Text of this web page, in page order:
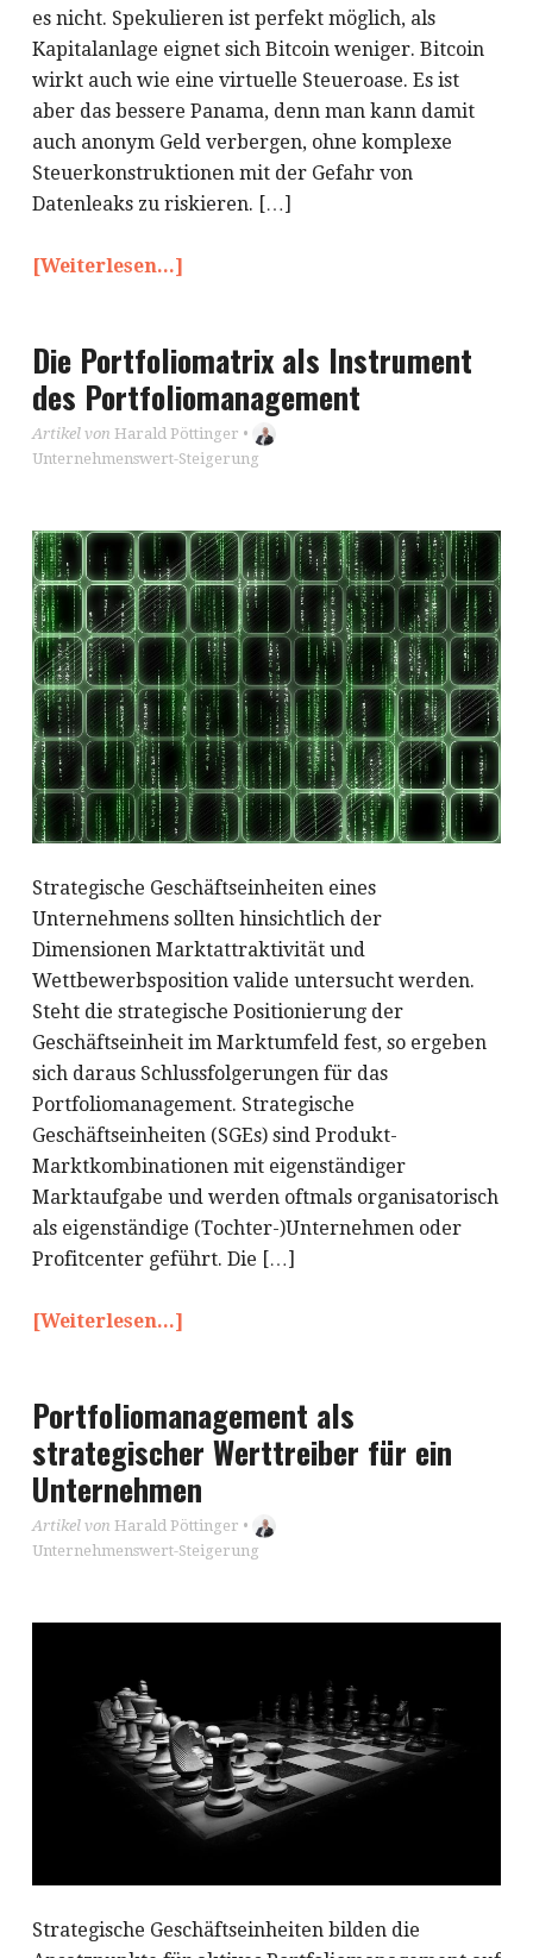
es nicht. Spekulieren ist perfekt möglich, als
Kapitalanlage eignet sich Bitcoin weniger. Bitcoin
wirkt auch wie eine virtuelle Steueroase. Es ist
aber das bessere Panama, denn man kann damit
auch anonym Geld verbergen, ohne komplexe
Steuerkonstruktionen mit der Gefahr von
Datenleaks zu riskieren. […]
[Weiterlesen...]
Die Portfoliomatrix als Instrument
des Portfoliomanagement
Artikel von Harald Pöttinger •
Unternehmenswert-Steigerung
Strategische Geschäftseinheiten eines
Unternehmens sollten hinsichtlich der
Dimensionen Marktattraktivität und
Wettbewerbsposition valide untersucht werden.
Steht die strategische Positionierung der
Geschäftseinheit im Marktumfeld fest, so ergeben
sich daraus Schlussfolgerungen für das
Portfoliomanagement. Strategische
Geschäftseinheiten (SGEs) sind Produkt-
Marktkombinationen mit eigenständiger
Marktaufgabe und werden oftmals organisatorisch
als eigenständige (Tochter-)Unternehmen oder
Profitcenter geführt. Die […]
[Weiterlesen...]
Portfoliomanagement als
strategischer Werttreiber für ein
Unternehmen
Artikel von Harald Pöttinger •
Unternehmenswert-Steigerung
Strategische Geschäftseinheiten bilden die